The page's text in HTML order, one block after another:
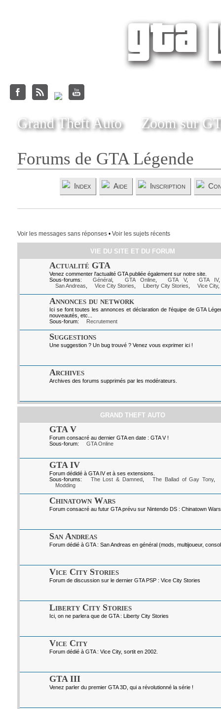
Grand Theft Auto Zoom sur
Forums de GTA Légende
Index Aide Inscription
Voir les messages sans réponses• Voir les sujets récents
VIE DU SITE ET DU FORUM
Actualité GTA
Venez commenter l'actualité GTA publiée également sur notre site.
Sous-forums:
Général GTA Online, GTA V, GTA IV
San Andreas
Vice City Stories Liberty City Stories Vice City,
Annonces du network
Ici se font toutes les annonces et déclaration de l'équipe de GTA
nouveautés, etc...
Sous-forum:
Recrutement
Suggestions
Une suggestion ? Un bug trouvé ? Venez vous exprimer ici !
Archives
Archives des forums supprimés par les modérateurs.
GRAND THEFT AUTO
GTA V
Forum consacré au dernier GTA en date : GTA V !
Sous-forum:
GTA Online
GTA IV
Forum dédidé à GTA IV et à ses extensions.
Sous-forums:
The Lost & Damned, The Ballad of Gay Tony,
Modding
Chinatown Wars
Forum consacré au futur GTA prévu sur Nintendo DS : Chinatown Wars
San Andreas
Forum dédié à GTA : San Andreas en général (mods, multijoueur,
Vice City Stories
Forum de discussion sur le dernier GTA PSP : Vice City Stories
Liberty City Stories
Ici, on ne parlera que de GTA : Liberty City Stories
Vice City
Forum dédié à GTA : Vice City, sortit en 2002.
GTA III
Venez parler du premier GTA 3D, qui a révolutionné la série !